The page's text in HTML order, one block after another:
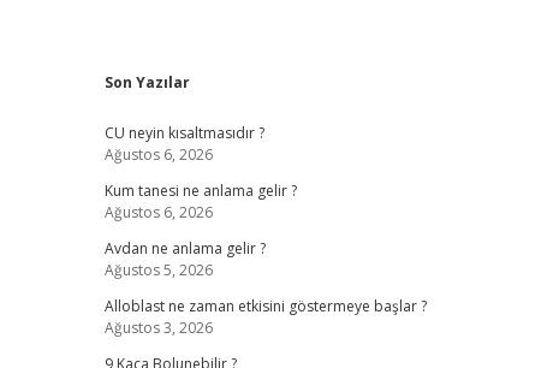
Sidebar
Son Yazılar
CU neyin kısaltmasıdır ?
Ağustos 6, 2026
Kum tanesi ne anlama gelir ?
Ağustos 6, 2026
Avdan ne anlama gelir ?
Ağustos 5, 2026
Alloblast ne zaman etkisini göstermeye başlar ?
Ağustos 3, 2026
9 Kaça Bolunebilir ?
betexper güncel giriş